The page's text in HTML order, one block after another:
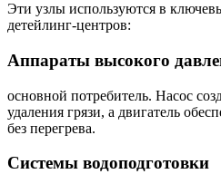
Эти узлы используются в
детейлинг-центров:
Аппараты высокого
основной потребитель. Насос
удаления грязи, а двигатель
без перегрева.
Системы водоподготовки